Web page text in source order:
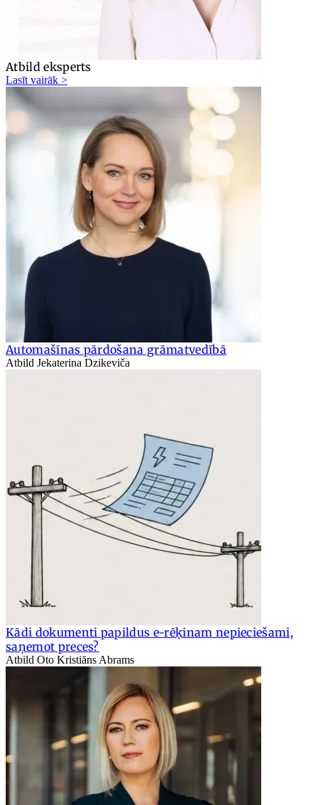
Atbild eksperts
Lasīt vairāk >
Automašīnas pārdošana grāmatvedībā
Atbild Jekaterina Dzikeviča
Kādi dokumenti papildus e-rēķinam nepieciešami,
saņemot preces?
Atbild Oto Kristiāns Abrams